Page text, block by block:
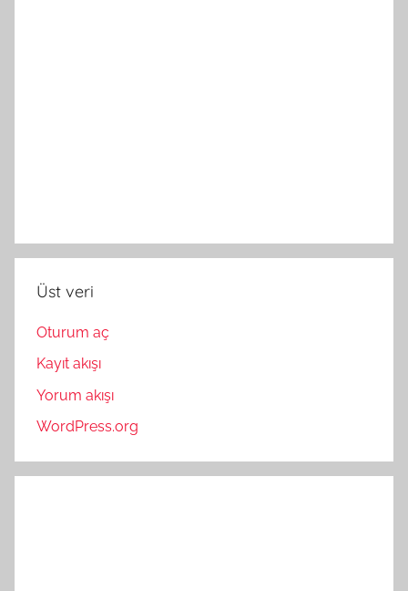
Üst veri
Oturum aç
Kayıt akışı
Yorum akışı
WordPress.org